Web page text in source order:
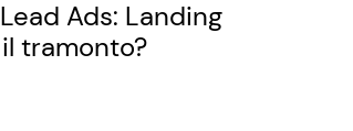
Ads: Landing
tramonto?